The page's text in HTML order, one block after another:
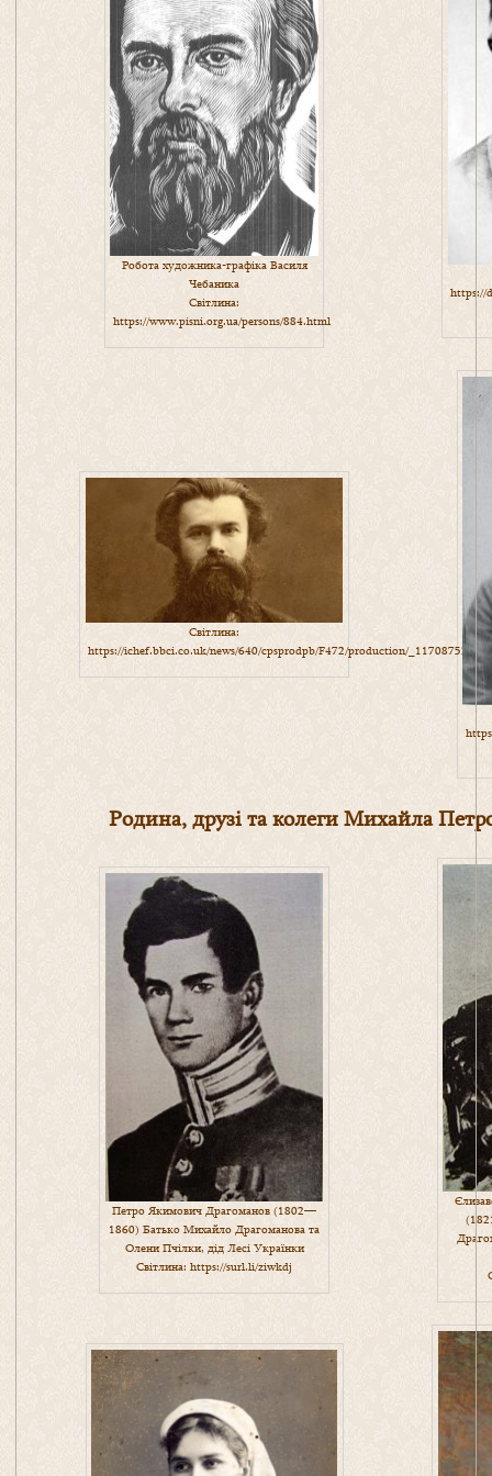
Робота художника-графіка Василя
Чебаника
Світлина:
https://www.pisni.org.ua/persons/884.html
https://
Світлина:
https://ichef.bbci.co.uk/news/640/cpsprodpb/F472/production/
Родина, друзі та колеги Михайла
Петро Якимович Драгоманов (1802—
1860) Батько Михайло Драгоманова та
Олени Пчілки, дід Лесі Українки
Світлина: https://surl.li/ziwkdj